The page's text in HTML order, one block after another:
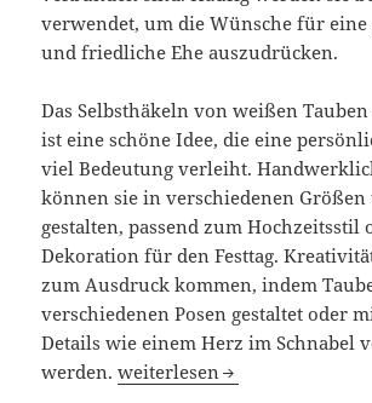
verwendet, um die Wünsche für
und friedliche Ehe auszudrücken.
Das Selbsthäkeln von weißen Tauben
ist eine schöne Idee, die eine
viel Bedeutung verleiht.
können sie in verschiedenen
gestalten, passend zum Hochzeitsstil
Dekoration für den Festtag.
zum Ausdruck kommen, indem
verschiedenen Posen gestaltet oder
Details wie einem Herz im Schnabel
werden.Weiße Tauben häkeln:
weiterlesen